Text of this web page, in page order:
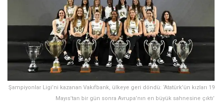
Şampiyonlar Ligi’ni kazanan Vakıfbank, ülkeye geri döndü: ‘Atatürk’ün kızları 19
Mayıs’tan bir gün sonra Avrupa’nın en büyük sahnesine çıktı’